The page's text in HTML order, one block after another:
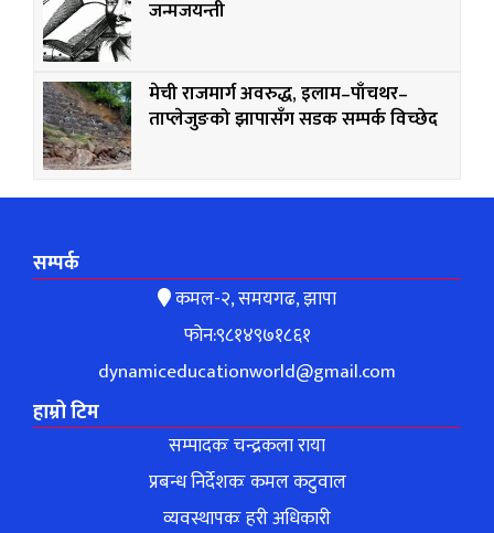
जन्मजयन्ती
मेची राजमार्ग अवरुद्ध, इलाम–पाँचथर–
ताप्लेजुङको झापासँग सडक सम्पर्क विच्छेद
सम्पर्क
कमल-२, समयगढ, झापा
फोन:९८१४९७१८६१
dynamiceducationworld@gmail.com
हाम्रो टिम
सम्पादकः चन्द्रकला राया
प्रबन्ध निर्देशकः कमल कटुवाल
व्यवस्थापकः हरी अधिकारी